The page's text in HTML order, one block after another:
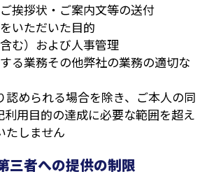
挨拶状・ご案内文等の送付
いただいた目的
む）および人事管理
る業務その他弊社の業務の適切な
認められる場合を除き、ご本人の同
利用目的の達成に必要な範囲を超え
たしません
三者への提供の制限